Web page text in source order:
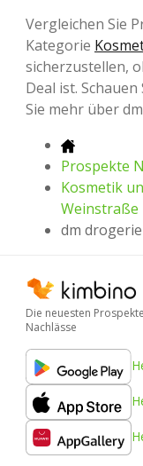
Vergleichen Sie
Kategorie
sicherzustellen,
Deal ist.
Sie mehr über
Prospekte
Kosmetik
Weinstraße
dm
Die neuesten
Nachlässe